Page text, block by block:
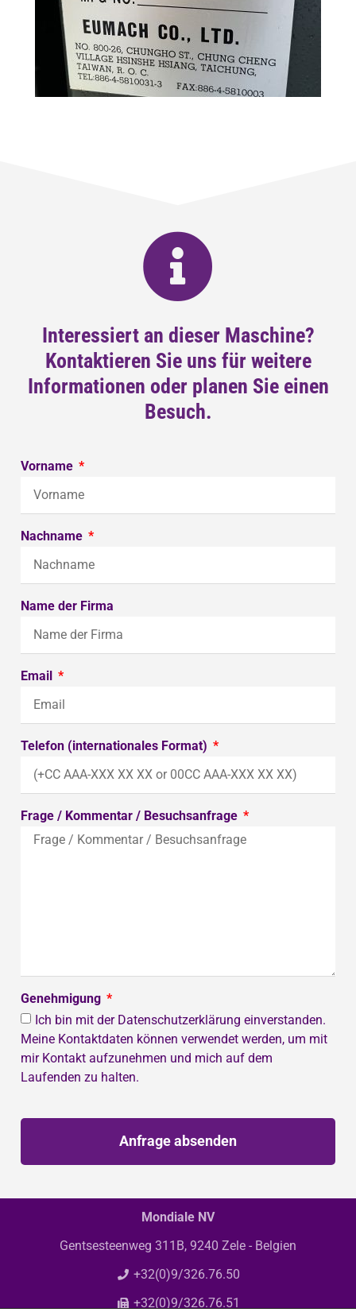
Interessiert an dieser Maschine?
Kontaktieren Sie uns für weitere
Informationen oder planen Sie einen
Besuch.
Vorname
Nachname
Name der Firma
Email
Telefon (internationales Format)
Frage / Kommentar / Besuchsanfrage
Genehmigung
Ich bin mit der Datenschutzerklärung einverstanden.
Meine Kontaktdaten können verwendet werden, um mit
mir Kontakt aufzunehmen und mich auf dem
Laufenden zu halten.
Anfrage absenden
Mondiale NV
Gentsesteenweg 311B, 9240 Zele - Belgien
+32(0)9/326.76.50
+32(0)9/326.76.51